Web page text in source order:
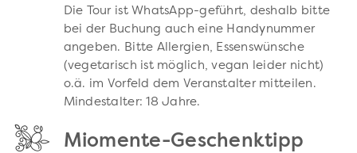
Die Tour ist WhatsApp-geführt, deshalb bitte
bei der Buchung auch eine Handynummer
angeben. Bitte Allergien, Essenswünsche
(vegetarisch ist möglich, vegan leider nicht)
o.ä. im Vorfeld dem Veranstalter mitteilen.
Mindestalter: 18 Jahre.
Miomente-Geschenktipp